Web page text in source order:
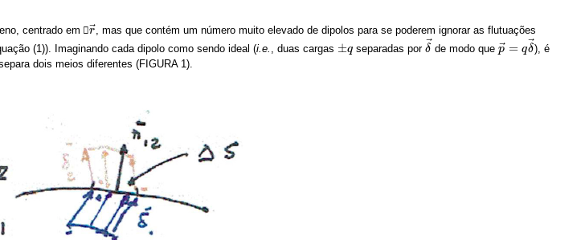
centrado em r
r→, mas que contém um número muito elevado de dipolos para se poderem ignorar as flutuações
(1)). Imaginando cada dipolo como sendo ideal (i.e. , duas cargas ±q
±q separadas por δ⃗
δ→de modo quep = qδ⃗
p→= qδ→), é
dois meios diferentes (FIGURA 1).